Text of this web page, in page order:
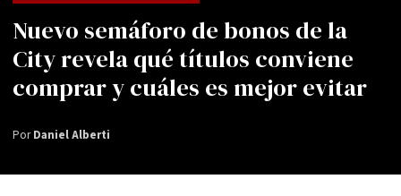
Nuevo semáforo de bonos de la
City revela qué títulos conviene
comprar y cuáles es mejor evitar
PorDaniel Alberti